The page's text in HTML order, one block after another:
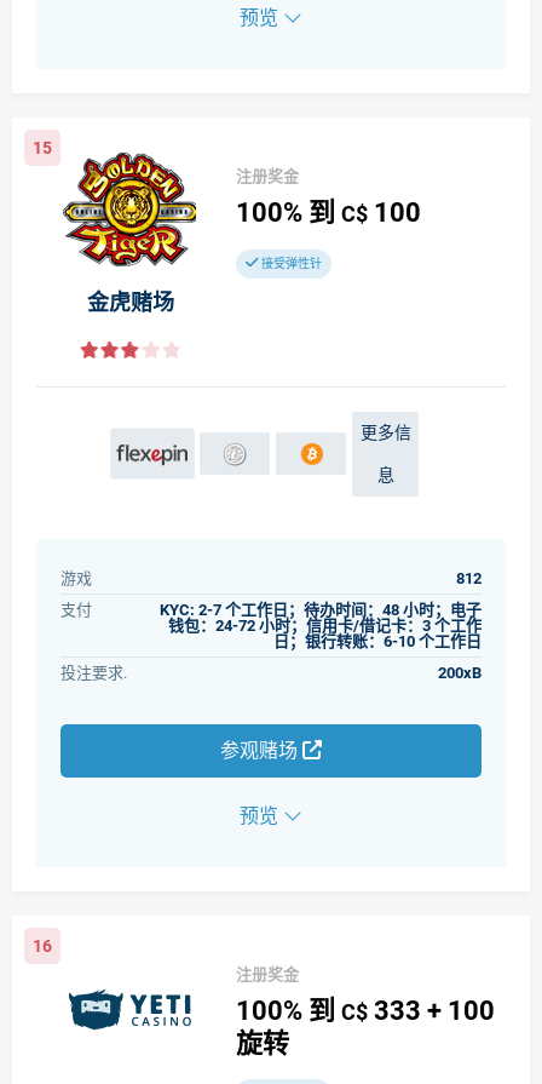
预览
15
金虎赌场
注册奖金
100% 到 C$ 100
接受弹性针
更多信
息
游戏
812
支付
KYC: 2-7 个工作日；待办时间：48 小时；电子
钱包：24-72 小时；信用卡/借记卡：3 个工作
日；银行转账：6-10 个工作日
投注要求.
200xB
参观赌场
预览
16
注册奖金
100% 到 C$ 333 + 100
旋转